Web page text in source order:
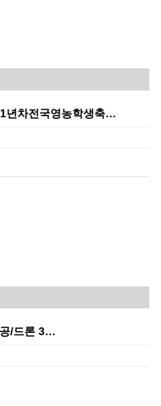
년차전국영농학생축…
/드론 3…